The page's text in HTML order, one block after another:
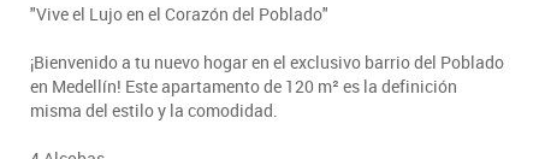
"Vive el Lujo en el Corazón del Poblado"
¡Bienvenido a tu nuevo hogar en el exclusivo barrio del Poblado
en Medellín! Este apartamento de 120 m² es la definición
misma del estilo y la comodidad.